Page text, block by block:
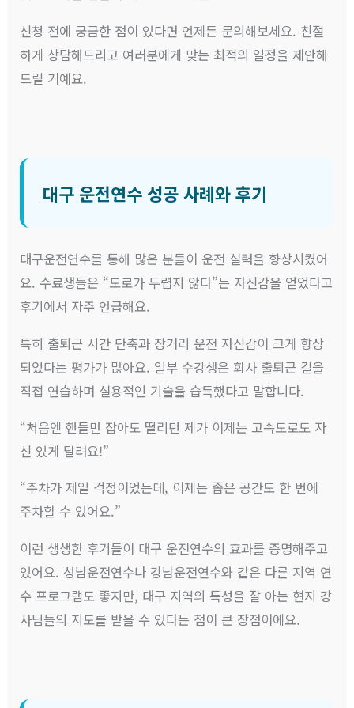
신청 전에 궁금한 점이 있다면 언제든 문의해보세요. 친절
하게 상담해드리고 여러분에게 맞는 최적의 일정을 제안해
드릴 거예요.
대구 운전연수 성공 사례와 후기
대구운전연수를 통해 많은 분들이 운전 실력을 향상시켰어
요. 수료생들은 “도로가 두렵지 않다”는 자신감을 얻었다고
후기에서 자주 언급해요.
특히 출퇴근 시간 단축과 장거리 운전 자신감이 크게 향상
되었다는 평가가 많아요. 일부 수강생은 회사 출퇴근 길을
직접 연습하며 실용적인 기술을 습득했다고 말합니다.
“처음엔 핸들만 잡아도 떨리던 제가 이제는 고속도로도 자
신 있게 달려요!”
“주차가 제일 걱정이었는데, 이제는 좁은 공간도 한 번에
주차할 수 있어요.”
이런 생생한 후기들이 대구 운전연수의 효과를 증명해주고
있어요. 성남운전연수나 강남운전연수와 같은 다른 지역 연
수 프로그램도 좋지만, 대구 지역의 특성을 잘 아는 현지 강
사님들의 지도를 받을 수 있다는 점이 큰 장점이에요.